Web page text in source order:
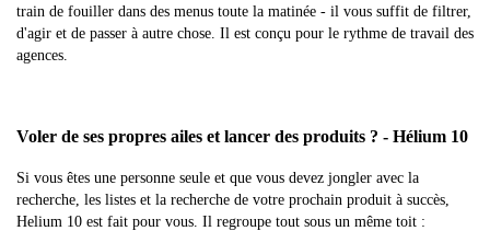
train de fouiller dans des menus toute la matinée - il vous suffit de filtrer,
d'agir et de passer à autre chose. Il est conçu pour le rythme de travail des
agences.
Voler de ses propres ailes et lancer des produits ? - Hélium 10
Si vous êtes une personne seule et que vous devez jongler avec la
recherche, les listes et la recherche de votre prochain produit à succès,
Helium 10 est fait pour vous. Il regroupe tout sous un même toit :